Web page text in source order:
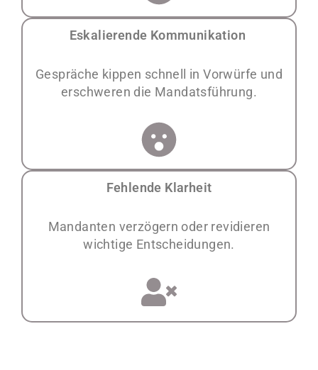
Eskalierende Kommunikation
Gespräche kippen schnell in Vorwürfe und
erschweren die Mandatsführung.
Fehlende Klarheit
Mandanten verzögern oder revidieren
wichtige Entscheidungen.